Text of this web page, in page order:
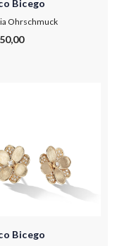
Bicego
Ohrschmuck
Bicego